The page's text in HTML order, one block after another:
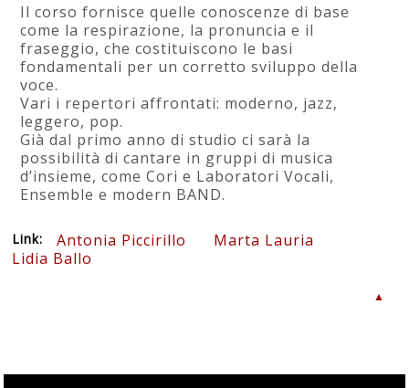
Il corso fornisce quelle conoscenze di base
come la respirazione, la pronuncia e il
fraseggio, che costituiscono le basi
fondamentali per un corretto sviluppo della
voce.
Vari i repertori affrontati: moderno, jazz,
leggero, pop.
Già dal primo anno di studio ci sarà la
possibilità di cantare in gruppi di musica
d’insieme, come Cori e Laboratori Vocali,
Ensemble e modern BAND.
Link: Antonia Piccirillo
Marta Lauria
Lidia Ballo
▲